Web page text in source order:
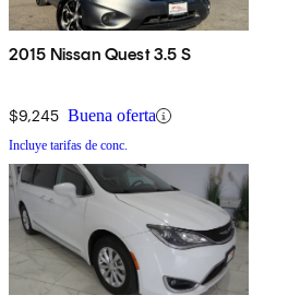
2015 Nissan Quest 3.5 S
$9,245 Buena oferta
Incluye tarifas de conc.